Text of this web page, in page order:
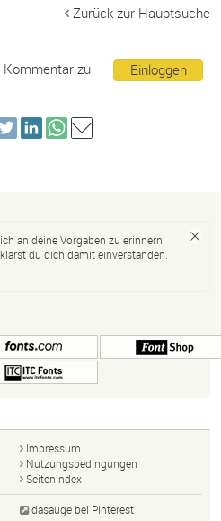
Zurück zur Hauptsuche
Einloggen
Kommentar zu
an deine Vorgaben zu erinnern.
du dich damit einverstanden.
Impressum
Nutzungsbedingungen
Seitenindex
dasauge bei Pinterest